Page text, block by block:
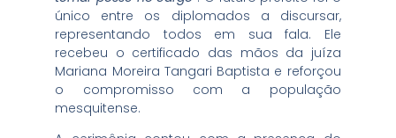
único entre os diplomados a discursar,
representando todos em sua fala. Ele
recebeu o certificado das mãos da juíza
Mariana Moreira Tangari Baptista e reforçou
o compromisso com a população
mesquitense.